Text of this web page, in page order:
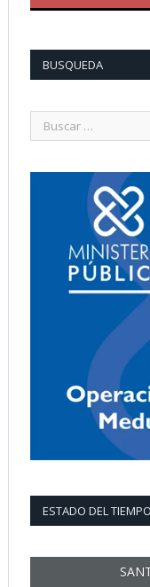
BUSQUEDA
ESTADO DEL TIEMPO